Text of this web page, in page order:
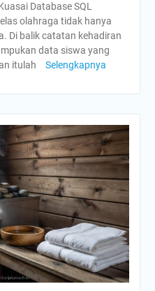
Database SQL
olahraga tidak hanya
Di balik catatan kehadiran
data siswa yang
itulah
Selengkapnya